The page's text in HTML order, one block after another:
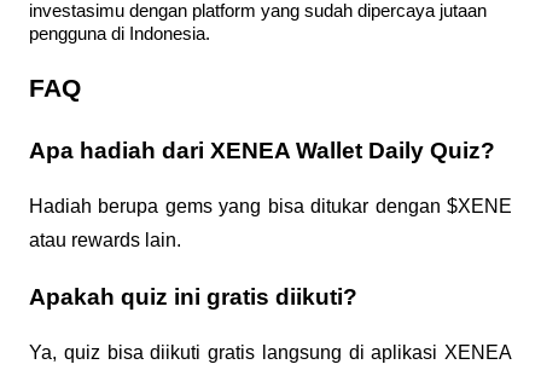
investasimu dengan platform yang sudah dipercaya jutaan
pengguna di Indonesia.
FAQ
Apa hadiah dari XENEA Wallet Daily Quiz?
Hadiah berupa gems yang bisa ditukar dengan $XENE
atau rewards lain.
Apakah quiz ini gratis diikuti?
Ya, quiz bisa diikuti gratis langsung di aplikasi XENEA